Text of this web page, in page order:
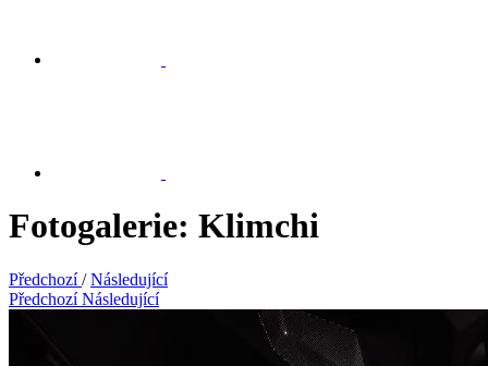
Fotogalerie: Klimchi
Předchozí / Následující
Předchozí Následující